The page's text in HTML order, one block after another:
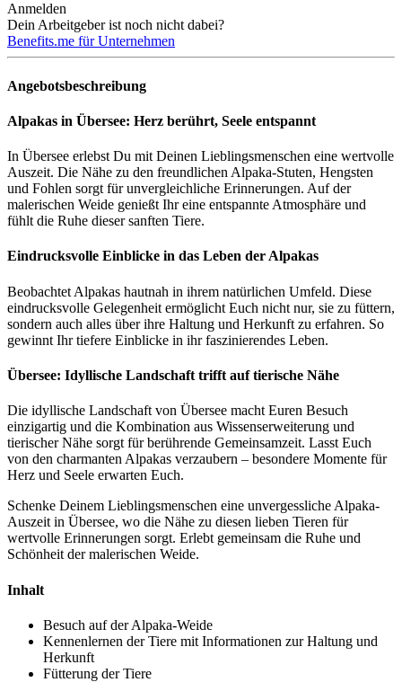
Anmelden
Dein Arbeitgeber ist noch nicht dabei?
Benefits.me für Unternehmen
Angebotsbeschreibung
Alpakas in Übersee: Herz berührt, Seele entspannt
In Übersee erlebst Du mit Deinen Lieblingsmenschen eine wertvolle
Auszeit. Die Nähe zu den freundlichen Alpaka-Stuten, Hengsten
und Fohlen sorgt für unvergleichliche Erinnerungen. Auf der
malerischen Weide genießt Ihr eine entspannte Atmosphäre und
fühlt die Ruhe dieser sanften Tiere.
Eindrucksvolle Einblicke in das Leben der Alpakas
Beobachtet Alpakas hautnah in ihrem natürlichen Umfeld. Diese
eindrucksvolle Gelegenheit ermöglicht Euch nicht nur, sie zu füttern,
sondern auch alles über ihre Haltung und Herkunft zu erfahren. So
gewinnt Ihr tiefere Einblicke in ihr faszinierendes Leben.
Übersee: Idyllische Landschaft trifft auf tierische Nähe
Die idyllische Landschaft von Übersee macht Euren Besuch
einzigartig und die Kombination aus Wissenserweiterung und
tierischer Nähe sorgt für berührende Gemeinsamzeit. Lasst Euch
von den charmanten Alpakas verzaubern – besondere Momente für
Herz und Seele erwarten Euch.
Schenke Deinem Lieblingsmenschen eine unvergessliche Alpaka-
Auszeit in Übersee, wo die Nähe zu diesen lieben Tieren für
wertvolle Erinnerungen sorgt. Erlebt gemeinsam die Ruhe und
Schönheit der malerischen Weide.
Inhalt
Besuch auf der Alpaka-Weide
Kennenlernen der Tiere mit Informationen zur Haltung und
Herkunft
Fütterung der Tiere